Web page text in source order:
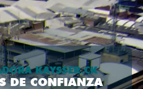
KAYSSER.CK
DE CONFIANZA